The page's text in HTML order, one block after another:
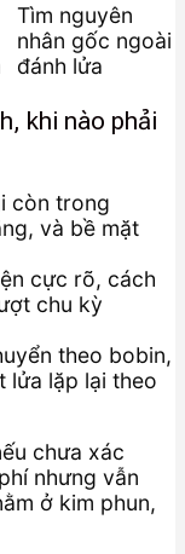
Tìm nguyên
nhân gốc ngoài
đánh lửa
khi nào phải
còn trong
và bề mặt
cực rõ, cách
chu kỳ
theo bobin,
lửa lặp lại theo
chưa xác
nhưng vẫn
ở kim phun,